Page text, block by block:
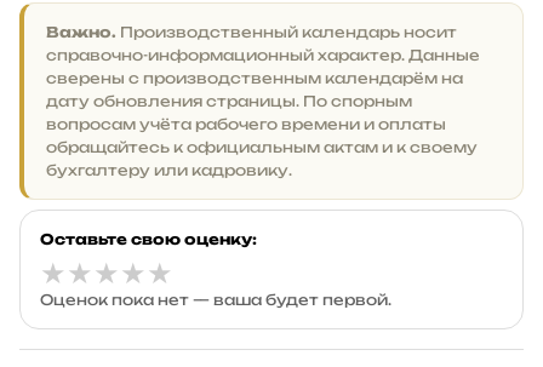
Важно. Производственный календарь носит
справочно-информационный характер. Данные
сверены с производственным календарём на
дату обновления страницы. По спорным
вопросам учёта рабочего времени и оплаты
обращайтесь к официальным актам и к своему
бухгалтеру или кадровику.
Оставьте свою оценку:
★★★★★
Оценок пока нет — ваша будет первой.